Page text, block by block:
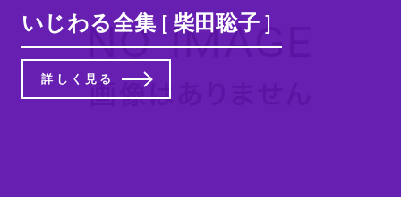
いじわる全集 [ 柴田聡子 ]
詳しく見る